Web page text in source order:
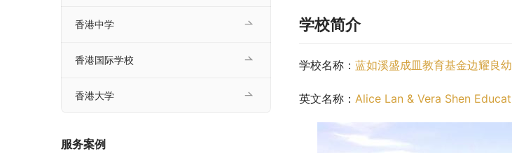
学校简介
学校名称： 蓝如溪盛成皿教育基金边耀良
英文名称： Alice Lan & Vera Shen
香港中学
香港国际学校
香港大学
服务案例